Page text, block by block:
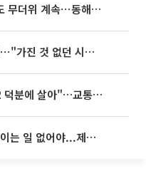
[내일 날씨] 폭염 한풀 꺾여도 무더위 계속⋯동해안 이틀 연속 비
임영웅, 어느덧 데뷔 10주년⋯"가진 것 없던 시절, 내 앞엔 20명의 팬뿐"
'굿 윌 헌팅' 배우 "기아 EV2 덕분에 살아"…교통사고 후 안전성 극찬
李대통령 “청년이 결혼 망설이는 일 없어야...제도상 불이익 조사”